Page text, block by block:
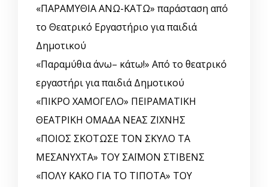
«ΠΑΡΑΜΥΘΙΑ ΑΝΩ-ΚΑΤΩ» παράσταση από
το Θεατρικό Εργαστήριο για παιδιά
Δημοτικού
«Παραμύθια άνω– κάτω!» Από το θεατρικό
εργαστήρι για παιδιά Δημοτικού
«ΠΙΚΡΟ ΧΑΜΟΓΕΛΟ» ΠΕΙΡΑΜΑΤΙΚΗ
ΘΕΑΤΡΙΚΗ ΟΜΑΔΑ ΝΕΑΣ ΖΙΧΝΗΣ
«ΠΟΙΟΣ ΣΚΟΤΩΣΕ ΤΟΝ ΣΚΥΛΟ ΤΑ
ΜΕΣΑΝΥΧΤΑ» ΤΟΥ ΣΑΪΜΟΝ ΣΤΙΒΕΝΣ
«ΠΟΛΥ ΚΑΚΟ ΓΙΑ ΤΟ ΤΙΠΟΤΑ» ΤΟΥ